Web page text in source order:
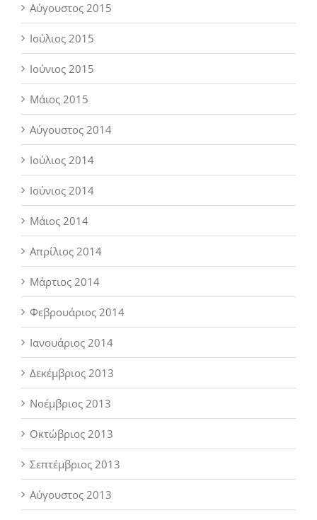
Αύγουστος 2015
Ιούλιος 2015
Ιούνιος 2015
Μάιος 2015
Αύγουστος 2014
Ιούλιος 2014
Ιούνιος 2014
Μάιος 2014
Απρίλιος 2014
Μάρτιος 2014
Φεβρουάριος 2014
Ιανουάριος 2014
Δεκέμβριος 2013
Νοέμβριος 2013
Οκτώβριος 2013
Σεπτέμβριος 2013
Αύγουστος 2013